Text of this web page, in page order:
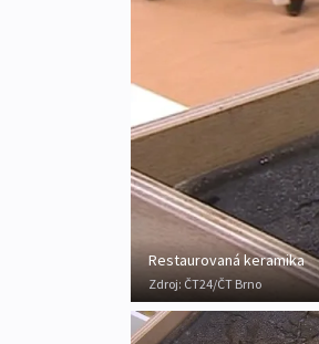
Restaurovaná keramika
Zdroj: ČT24/ČT Brno